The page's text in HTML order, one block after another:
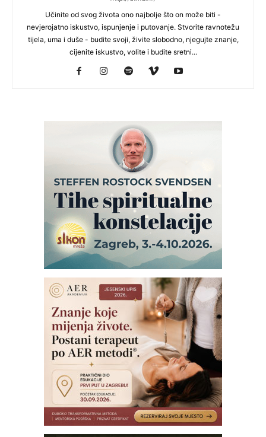
Učinite od svog života ono najbolje što on može biti -
nevjerojatno iskustvo, ispunjenje i putovanje. Stvorite ravnotežu
tijela, uma i duše - budite svoji, živite slobodno, njegujte znanje,
cijenite iskustvo, volite i budite sretni...